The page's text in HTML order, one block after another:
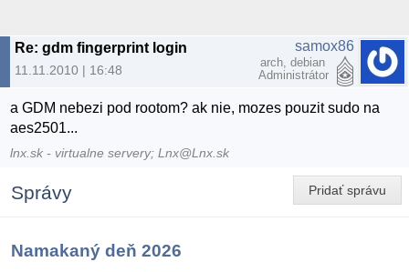
Re: gdm fingerprint login
11.11.2010 | 16:48
samox86
arch, debian
Administrátor
a GDM nebezi pod rootom? ak nie, mozes pouzit sudo na
aes2501...
lnx.sk - virtualne servery; Lnx@Lnx.sk
Pridať správu
Správy
Namakaný deň 2026